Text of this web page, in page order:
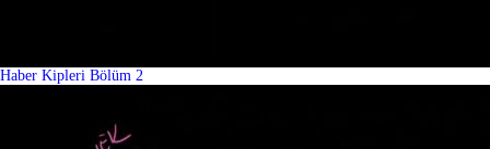
Haber Kipleri Bölüm 2